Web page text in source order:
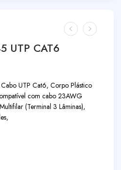
UTP CAT6
UTP Cat6, Corpo Plástico
com cabo 23AWG
(Terminal 3 Lâminas),